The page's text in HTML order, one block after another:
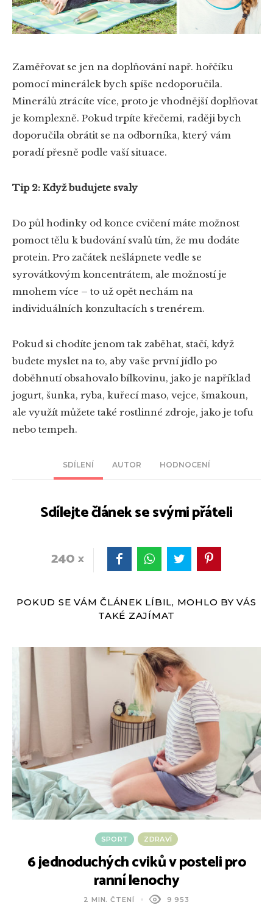
SDÍLENÍ AUTOR HODNOCENÍ
Sdílejte článek se svými přáteli
240
Zaměřovat se jen na doplňování např. hořčíku
pomocí minerálek bych spíše nedoporučila.
Minerálů ztrácíte více, proto je vhodnější doplňovat
je komplexně. Pokud trpíte křečemi, raději bych
doporučila obrátit se na odborníka, který vám
poradí přesně podle vaší situace.
Tip 2: Když budujete svaly
Do půl hodinky od konce cvičení máte možnost
pomoct tělu k budování svalů tím, že mu dodáte
protein. Pro začátek nešlápnete vedle se
syrovátkovým koncentrátem, ale možností je
mnohem více – to už opět nechám na
individuálních konzultacích s trenérem.
Pokud si chodíte jenom tak zaběhat, stačí, když
budete myslet na to, aby vaše první jídlo po
doběhnutí obsahovalo bílkovinu, jako je například
jogurt, šunka, ryba, kuřecí maso, vejce, šmakoun,
ale využít můžete také rostlinné zdroje, jako je tofu
nebo tempeh.
POKUD SE VÁM ČLÁNEK LÍBIL, MOHLO BY VÁS
TAKÉ ZAJÍMAT
SPORT ZDRAVÍ
6 jednoduchých cviků v posteli pro
ranní lenochy
2 MIN. ČTENÍ 9 953